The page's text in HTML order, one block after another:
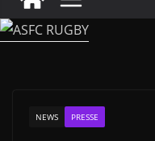
NEWS PRESSE